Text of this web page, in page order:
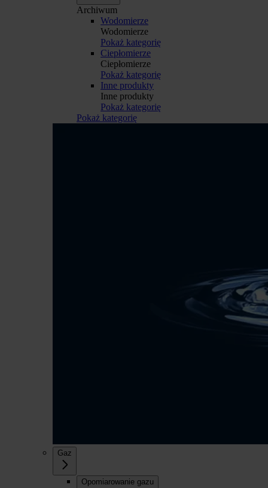
Archiwum
Wodomierze
Wodomierze
Pokaż kategorię
Ciepłomierze
Ciepłomierze
Pokaż kategorię
Inne produkty
Inne produkty
Pokaż kategorię
Pokaż kategorię
Gaz
Opomiarowanie gazu